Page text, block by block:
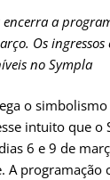
encerra a
Os
no Sympla
o
intuito que o
6 e 9 de
A programação